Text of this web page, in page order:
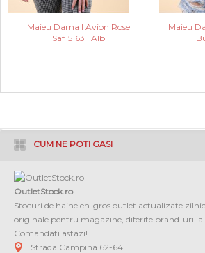
Maieu Dama I Avion Rose
Saf15163 I Alb
Maieu
CUM NE POTI GASI
OutletStock.ro
Stocuri de haine en-gros outlet actualizate
originale pentru magazine, diferite brand-uri la
Comandati astazi!
Strada Campina 62-64